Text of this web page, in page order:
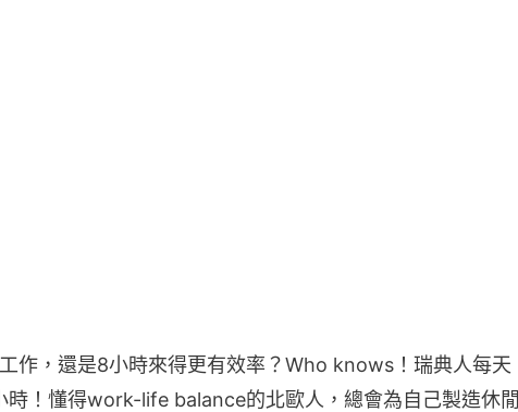
作，還是8小時來得更有效率？Who knows！瑞典人每天
時！懂得work-life balance的北歐人，總會為自己製造休閒